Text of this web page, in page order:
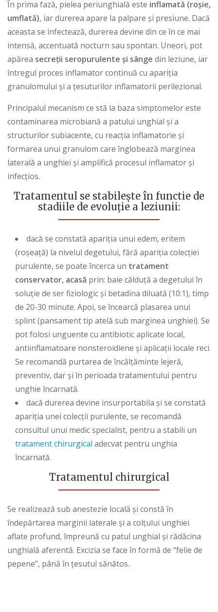
În prima fază, pielea periunghială este inflamată (roșie,
umflată), iar durerea apare la palpare și presiune. Dacă
aceasta se infectează, durerea devine din ce în ce mai
intensă, accentuată nocturn sau spontan. Uneori, pot
apărea secreții seropurulente și sânge din leziune, iar
întregul proces inflamator continuă cu apariția
granulomului și a țesuturilor inflamatorii perilezional.
Principalul mecanism ce stă la baza simptomelor este
contaminarea microbiană a patului unghial și a
structurilor subiacente, cu reacția inflamatorie și
formarea unui granulom care înglobează marginea
laterală a unghiei și amplifică procesul inflamator și
infecțios.
Tratamentul se stabilește în functie de
stadiile de evoluție a leziunii:
dacă se constată apariția unui edem, eritem
(roșeață) la nivelul degetului, fără apariția colecției
purulente, se poate încerca un tratament
conservator, acasă prin: baie călduță a degetului în
soluție de ser fiziologic și betadina diluată (10:1), timp
de 20-30 minute. Apoi, se încearcă plasarea unui
splint (pansament tip atelă sub marginea unghiei). Se
pot folosi unguente cu antibiotic aplicate local,
antiinflamatoare nonsteroidiene și aplicații locale reci.
Se recomandă purtarea de încălțăminte lejeră,
preventiv, dar și în perioada tratamentului pentru
unghie încarnată.
dacă durerea devine insurportabila și se constată
apariția unei colecții purulente, se recomandă
consultul unui medic specialist, pentru a stabili un
tratament chirurgical adecvat pentru unghia
încarnată.
Tratamentul chirurgical
Se realizează sub anestezie locală și constă în
îndepărtarea marginii laterale și a colțului unghiei
aflate profund, împreună cu patul unghial și rădăcina
unghială aferentă. Excizia se face în formă de “felie de
pepene”, până în țesutul sănătos.